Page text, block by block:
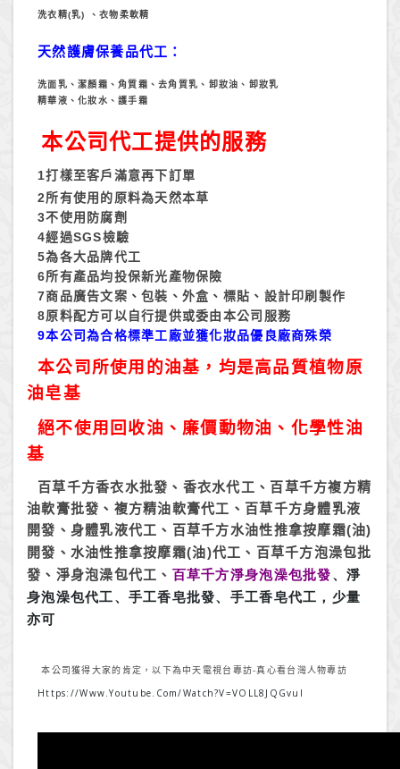
洗衣精(乳) 、衣物柔軟精
天然護膚保養品代工：
洗面乳、潔顏霜、角質霜、去角質乳、卸妝油、卸妝乳
精華液、化妝水、護手霜
本公司代工提供的服務
1打樣至客戶滿意再下訂單
2所有使用的原料為天然本草
3不使用防腐劑
4經過SGS檢驗
5為各大品牌代工
6所有產品均投保新光產物保險
7商品廣告文案、包裝、外盒、標貼、設計印刷製作
8原料配方可以自行提供或委由本公司服務
9本公司為合格標準工廠並獲化妝品優良廠商殊榮
本公司所使用的油基，均是高品質植物原
油皂基
絕不使用回收油、廉價動物油、化學性油
基
百草千方香衣水批發、香衣水代工、百草千方複方精
油軟膏批發、複方精油軟膏代工、百草千方身體乳液
開發、身體乳液代工、百草千方水油性推拿按摩霜(油)
開發、水油性推拿按摩霜(油)代工、百草千方泡澡包批
發、淨身泡澡包代工、 百草千方淨身泡澡包批發、淨
身泡澡包代工、手工香皂批發、手工香皂代工，少量
亦可
本公司獲得大家的肯定，以下為中天電視台專訪-真心看台灣人物專訪
Https://www.youtube.com/watch?v=VOLL8JQGvuI